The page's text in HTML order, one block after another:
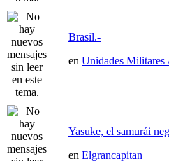
Brasil.-
en Unidades Militares
Yasuke, el samurái
en Elgrancapitan